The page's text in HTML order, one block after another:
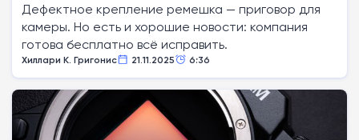
Дефектное крепление ремешка — приговор для
камеры. Но есть и хорошие новости: компания
готова бесплатно всё исправить.
Хиллари К. Григонис 21.11.2025 6:36